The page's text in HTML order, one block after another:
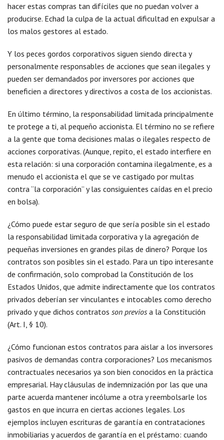
hacer estas compras tan difíciles que no puedan volver a
producirse. Echad la culpa de la actual dificultad en expulsar a
los malos gestores al estado.
Y los peces gordos corporativos siguen siendo directa y
personalmente responsables de acciones que sean ilegales y
pueden ser demandados por inversores por acciones que
beneficien a directores y directivos a costa de los accionistas.
En último término, la responsabilidad limitada principalmente
te protege a ti, al pequeño accionista. El término no se refiere
a la gente que toma decisiones malas o ilegales respecto de
acciones corporativas. (Aunque, repito, el estado interfiere en
esta relación: si una corporación contamina ilegalmente, es a
menudo el accionista el que se ve castigado por multas
contra “la corporación” y las consiguientes caídas en el precio
en bolsa).
¿Cómo puede estar seguro de que sería posible sin el estado
la responsabilidad limitada corporativa y la agregación de
pequeñas inversiones en grandes pilas de dinero? Porque los
contratos son posibles sin el estado. Para un tipo interesante
de confirmación, solo comprobad la Constitución de los
Estados Unidos, que admite indirectamente que los contratos
privados deberían ser vinculantes e intocables como derecho
privado y que dichos contratos son previos a la Constitución
(Art. I, § 10).
¿Cómo funcionan estos contratos para aislar a los inversores
pasivos de demandas contra corporaciones? Los mecanismos
contractuales necesarios ya son bien conocidos en la práctica
empresarial. Hay cláusulas de indemnización por las que una
parte acuerda mantener incólume a otra y reembolsarle los
gastos en que incurra en ciertas acciones legales. Los
ejemplos incluyen escrituras de garantía en contrataciones
inmobiliarias y acuerdos de garantía en el préstamo: cuando